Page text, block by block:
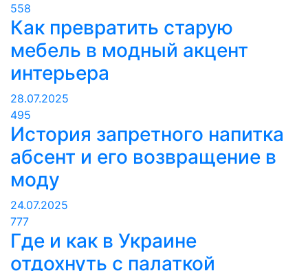
558
Как превратить старую
мебель в модный акцент
интерьера
28.07.2025
495
История запретного напитка
абсент и его возвращение в
моду
24.07.2025
777
Где и как в Украине
отдохнуть с палаткой